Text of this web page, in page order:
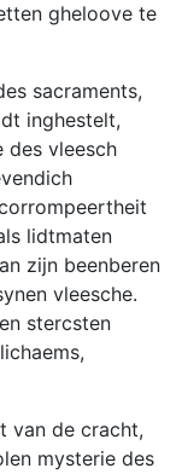
gheloove te
sacraments,
inghestelt,
des vleesch
lidtmaten
zijn beenberen
vleesche.
stercsten
van de cracht,
mysterie des